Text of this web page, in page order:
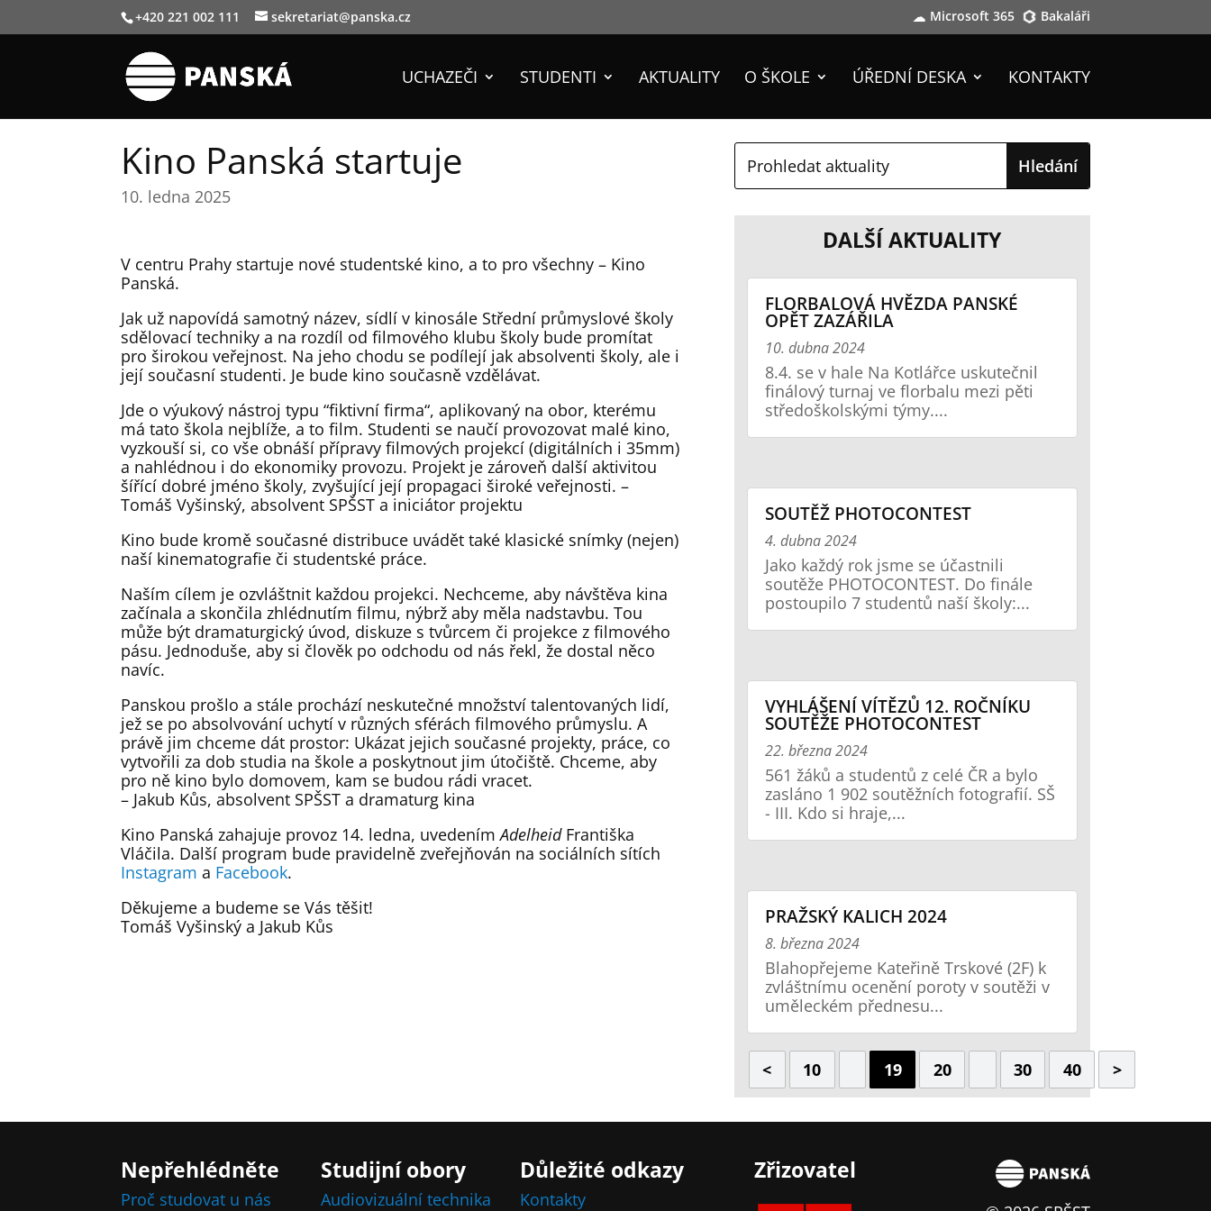
+420 221 002 111 sekretariat@panska.cz Microsoft 365 Bakaláři
UCHAZEČI STUDENTI AKTUALITY O ŠKOLE ÚŘEDNÍ DESKA KONTAKTY
Kino Panská startuje
10. ledna 2025
V centru Prahy startuje nové studentské kino, a to pro všechny – Kino
Panská.
Jak už napovídá samotný název, sídlí v kinosále Střední průmyslové školy
sdělovací techniky a na rozdíl od filmového klubu školy bude promítat
pro širokou veřejnost. Na jeho chodu se podílejí jak absolventi školy, ale i
její současní studenti. Je bude kino současně vzdělávat.
Jde o výukový nástroj typu “fiktivní firma“, aplikovaný na obor, kterému
má tato škola nejblíže, a to film. Studenti se naučí provozovat malé kino,
vyzkouší si, co vše obnáší přípravy filmových projekcí (digitálních i 35mm)
a nahlédnou i do ekonomiky provozu. Projekt je zároveň další aktivitou
šířící dobré jméno školy, zvyšující její propagaci široké veřejnosti. –
Tomáš Vyšinský, absolvent SPŠST a iniciátor projektu
Kino bude kromě současné distribuce uvádět také klasické snímky (nejen)
naší kinematografie či studentské práce.
Naším cílem je ozvláštnit každou projekci. Nechceme, aby návštěva kina
začínala a skončila zhlédnutím filmu, nýbrž aby měla nadstavbu. Tou
může být dramaturgický úvod, diskuze s tvůrcem či projekce z filmového
pásu. Jednoduše, aby si člověk po odchodu od nás řekl, že dostal něco
navíc.
Panskou prošlo a stále prochází neskutečné množství talentovaných lidí,
jež se po absolvování uchytí v různých sférách filmového průmyslu. A
právě jim chceme dát prostor: Ukázat jejich současné projekty, práce, co
vytvořili za dob studia na škole a poskytnout jim útočiště. Chceme, aby
pro ně kino bylo domovem, kam se budou rádi vracet.
– Jakub Kůs, absolvent SPŠST a dramaturg kina
Kino Panská zahajuje provoz 14. ledna, uvedenímAdelheidFrantiška
Vláčila. Další program bude pravidelně zveřejňován na sociálních sítích
Instagram a Facebook.
Děkujeme a budeme se Vás těšit!
Tomáš Vyšinský a Jakub Kůs
DALŠÍ AKTUALITY
FLORBALOVÁ HVĚZDA PANSKÉ
OPĚT ZAZÁŘILA
10. dubna 2024
8.4. se v hale Na Kotlářce uskutečnil
finálový turnaj ve florbalu mezi pěti
středoškolskými týmy....
SOUTĚŽ PHOTOCONTEST
4. dubna 2024
Jako každý rok jsme se účastnili
soutěže PHOTOCONTEST. Do finále
postoupilo 7 studentů naší školy:...
VYHLÁŠENÍ VÍTĚZŮ 12. ROČNÍKU
SOUTĚŽE PHOTOCONTEST
22. března 2024
561 žáků a studentů z celé ČR a bylo
zasláno 1 902 soutěžních fotografií. SŠ
- III. Kdo si hraje,...
PRAŽSKÝ KALICH 2024
8. března 2024
Blahopřejeme Kateřině Trskové (2F) k
zvláštnímu ocenění poroty v soutěži v
uměleckém přednesu...
< 10 19 20 30 40 >
Nepřehlédněte
Proč studovat u nás
Studijní obory
Audiovizuální technika
Důležité odkazy
Kontakty
Zřizovatel